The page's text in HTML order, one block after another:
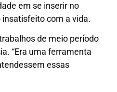
em se inserir no
com a vida.
de meio período
“Era uma ferramenta
essas